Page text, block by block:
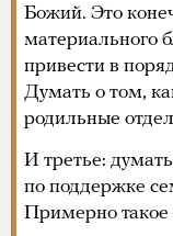
Божий. Это
материального
привести в
Думать о том,
родильные
И третье:
по поддержке
Примерно такое